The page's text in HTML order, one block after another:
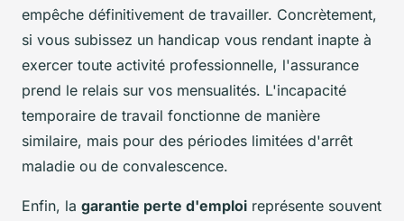
empêche définitivement de travailler. Concrètement,
si vous subissez un handicap vous rendant inapte à
exercer toute activité professionnelle, l'assurance
prend le relais sur vos mensualités. L'incapacité
temporaire de travail fonctionne de manière
similaire, mais pour des périodes limitées d'arrêt
maladie ou de convalescence.
Enfin, la garantie perte d'emploi représente souvent